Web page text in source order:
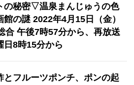
の秘密▽温泉まんじゅうの色
の謎 2022年4月15日（金）
合 午後7時57分から、再放送
日8時15分から
とフルーツポンチ、ポンの起